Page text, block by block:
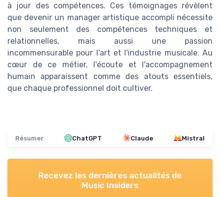
à jour des compétences. Ces témoignages révèlent
que devenir un manager artistique accompli nécessite
non seulement des compétences techniques et
relationnelles, mais aussi une passion
incommensurable pour l'art et l'industrie musicale. Au
cœur de ce métier, l'écoute et l'accompagnement
humain apparaissent comme des atouts essentiels,
que chaque professionnel doit cultiver.
Résumer ChatGPT Claude Mistral
Recevez les dernières actualités de
Music Insiders